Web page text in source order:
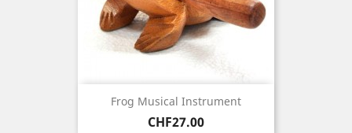
Frog Musical Instrument
Price
CHF27.00